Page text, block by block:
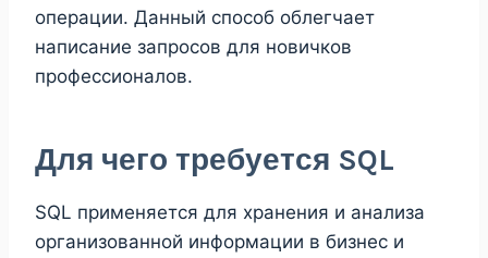
операции. Данный способ облегчает
написание запросов для новичков
профессионалов.
Для чего требуется SQL
SQL применяется для хранения и анализа
организованной информации в бизнес и